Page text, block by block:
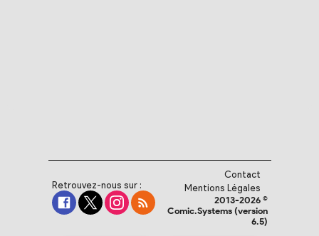
Retrouvez-nous sur :
Contact
Mentions Légales
2013-2026 ©
Comic.Systems (version
6.5)